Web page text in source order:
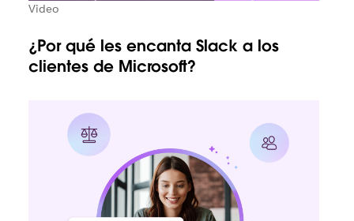
Video
¿Por qué les encanta Slack a los
clientes de Microsoft?